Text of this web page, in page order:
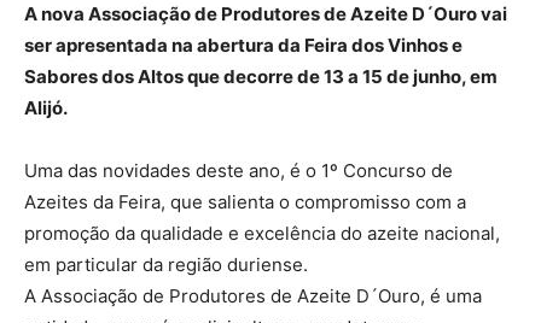
A nova Associação de Produtores de Azeite D´Ouro vai
ser apresentada na abertura da Feira dos Vinhos e
Sabores dos Altos que decorre de 13 a 15 de junho, em
Alijó.
Uma das novidades deste ano, é o 1º Concurso de
Azeites da Feira, que salienta o compromisso com a
promoção da qualidade e excelência do azeite nacional,
em particular da região duriense.
A Associação de Produtores de Azeite D´Ouro, é uma